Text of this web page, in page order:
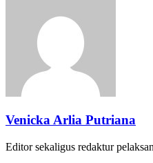
Venicka Arlia Putriana
Editor sekaligus redaktur